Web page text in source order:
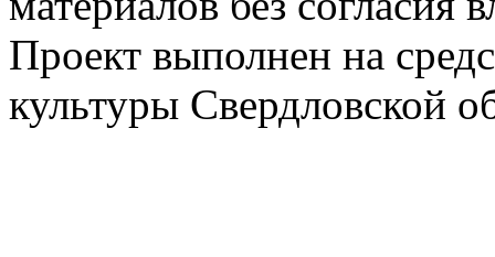
Проект выполнен на
культуры Свердловской